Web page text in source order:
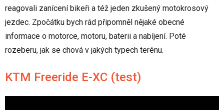
reagovali zanícení bikeři a též jeden zkušený motokrosový
jezdec. Zpočátku bych rád připomněl nějaké obecné
informace o motorce, motoru, baterii a nabíjení. Poté
rozeberu, jak se chová v jakých typech terénu.
KTM Freeride E-XC (test)